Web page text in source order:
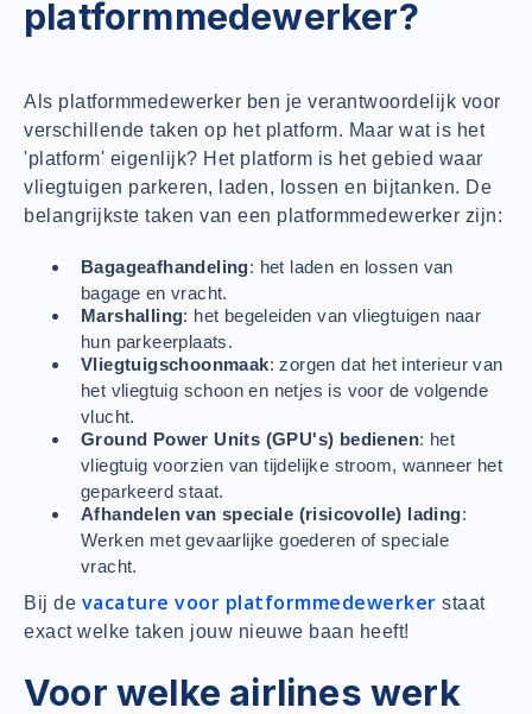
platformmedewerker?
Als platformmedewerker ben je verantwoordelijk voor
verschillende taken op het platform. Maar wat is het
'platform' eigenlijk? Het platform is het gebied waar
vliegtuigen parkeren, laden, lossen en bijtanken. De
belangrijkste taken van een platformmedewerker zijn:
Bagageafhandeling: het laden en lossen van
bagage en vracht.
Marshalling: het begeleiden van vliegtuigen naar
hun parkeerplaats.
Vliegtuigschoonmaak: zorgen dat het interieur van
het vliegtuig schoon en netjes is voor de volgende
vlucht.
Ground Power Units (GPU's) bedienen: het
vliegtuig voorzien van tijdelijke stroom, wanneer het
geparkeerd staat.
Afhandelen van speciale (risicovolle) lading:
Werken met gevaarlijke goederen of speciale
vracht.
Bij de vacature voor platformmedewerker staat
exact welke taken jouw nieuwe baan heeft!
Voor welke airlines werk